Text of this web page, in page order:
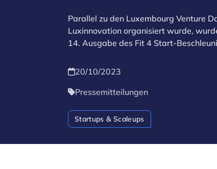
Parallel zu den Luxembourg Venture
Luxinnovation organisiert wurde,
14. Ausgabe des Fit 4 Start-
20/10/2023
Pressemitteilungen
Startups & Scaleups